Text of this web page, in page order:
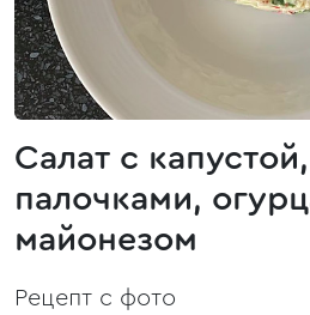
Салат с
палочками,
майонезом
Рецепт с фото